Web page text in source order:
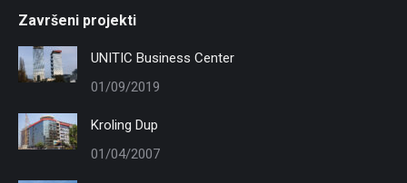
Završeni projekti
UNITIC Business Center
01/09/2019
Kroling Dup
01/04/2007